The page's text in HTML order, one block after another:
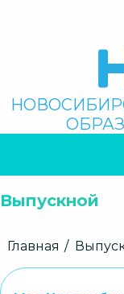
Поиск
НАВИГАЦИЯ
Выпускной
Строка
Главная